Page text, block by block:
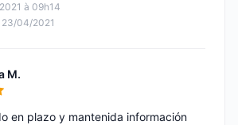
à 09h14
23/04/2021
M.
en plazo y mantenida información